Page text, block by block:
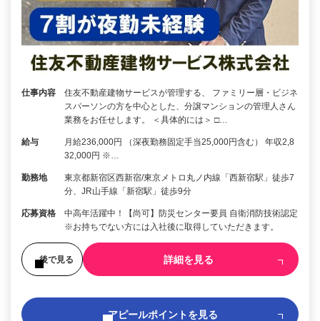
仕事内容
住友不動産建物サービスが管理する、 ファミリー層・ビジネ
スパーソンの方を中心とした、分譲マンションの管理人さん
業務をお任せします。 ＜具体的には＞ □…
給与
月給236,000円 （深夜勤務固定手当25,000円含む） 年収2,8
32,000円 ※…
勤務地
東京都新宿区西新宿/東京メトロ丸ノ内線「西新宿駅」徒歩7
分、JR山手線「新宿駅」徒歩9分
応募資格
中高年活躍中！【尚可】防災センター要員 自衛消防技術認定
※お持ちでない方には入社後に取得していただきます。
後で見る 詳細を見る
アピールポイントを見る